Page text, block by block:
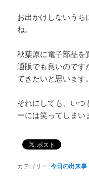
お出かけしないうち
ね。
秋葉原に電子部品
通販でも良いのです
てきたいと思います。
それにしても、いつ
ーには笑ってしまい
カテゴリー: 今日の出来事